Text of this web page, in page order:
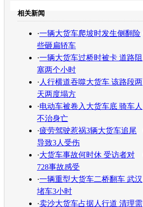
相关新闻
·一辆大货车爬坡时发生侧翻险
些砸扁轿车
·一辆大货车过桥时被卡 道路阻
塞两个小时
· 人行横道吞噬大货车 该路段两
天两度塌方
·电动车被卷入大货车底 骑车人
不治身亡
·疲劳驾驶惹祸3辆大货车追尾
导致3人受伤
·大货车事故何时休 受访者对
728事故感受
·一辆重型大货车二桥翻车 武汉
堵车3小时
·卖沙大货车占据人行道 清理需